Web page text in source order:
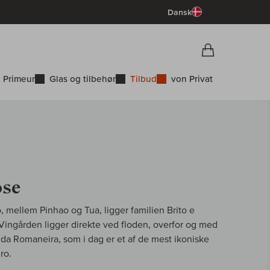
Dansk
Primeur Glas og tilbehør Tilbud von Privat
mellem Pinhao og Tua, ligger familien Brito e
ligger direkte ved floden, overfor og med
Romaneira, som i dag er et af de mest ikoniske